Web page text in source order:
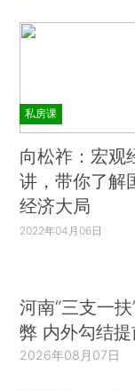
私房课
向松祚：宏观
讲，带你了解
经济大局
2022年04月06日
河南“三支一
弊 内外勾结
2026年08月07日